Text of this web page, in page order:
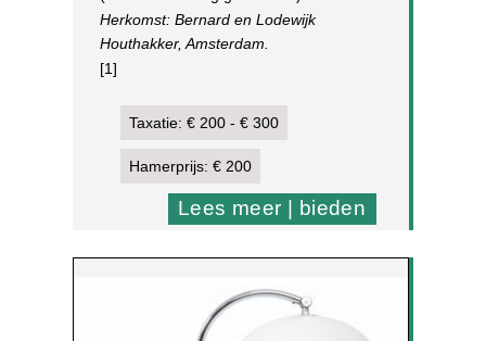
Herkomst: Bernard en Lodewijk
Houthakker, Amsterdam.
[1]
Taxatie: € 200 - € 300
Hamerprijs: € 200
Lees meer | bieden